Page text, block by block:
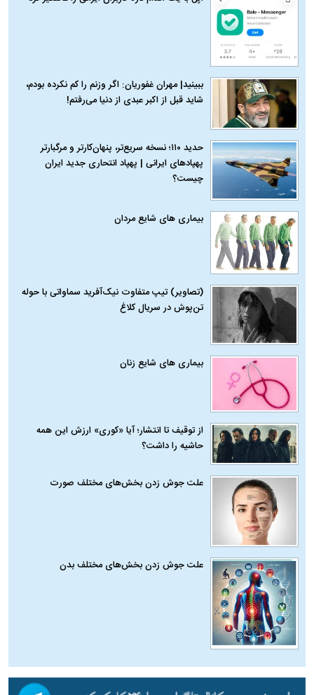
ببینید| مهران غفوریان: اگر وزنم را کم نکرده بودم،
شاید قبل از اکبر عبدی از دنیا می‌رفتم!
حدید ۱۱۰؛ نسخه سریع‌تر، پنهان‌کارتر و مرگبارتر
پهپادهای ایرانی | پهپاد انتحاری جدید ایران
چیست؟
بیماری‌ های شایع مردان
(تصاویر) تیپ متفاوت نیک‌آفرید سماواتی با حوله
تن‌پوش در سریال کلاغ
بیماری‌ های شایع زنان
از توقیف تا انتشار؛ آیا «کوری» ارزش این همه
حاشیه را داشت؟
علت جوش زدن بخش‌های مختلف صورت
علت جوش زدن بخش‌های مختلف بدن